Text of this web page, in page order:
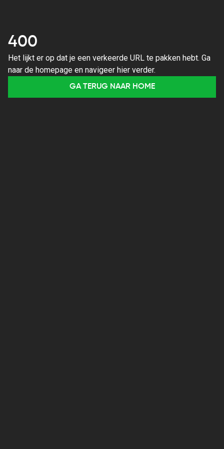
400
Het lijkt er op dat je een verkeerde URL te pakken hebt. Ga
naar de homepage en navigeer hier verder.
GA TERUG NAAR HOME